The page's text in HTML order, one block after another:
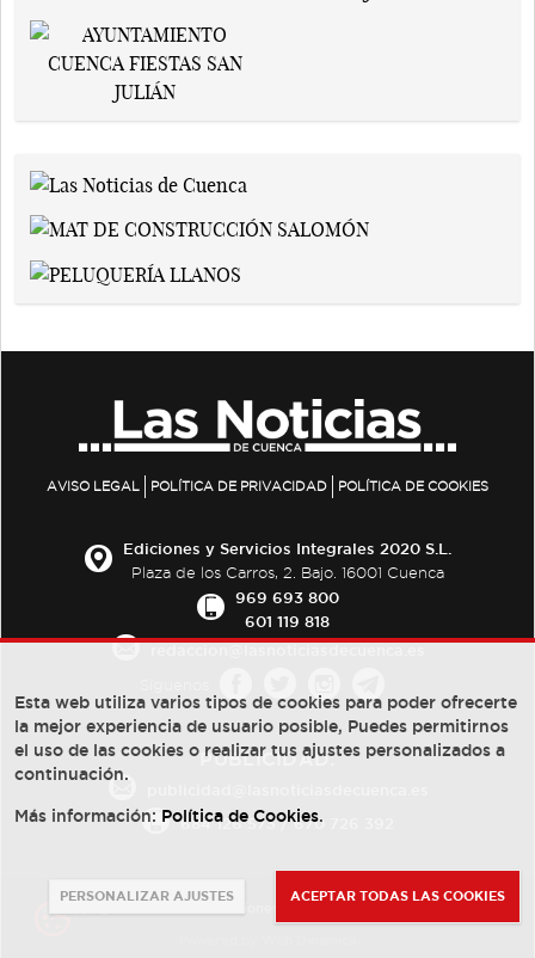
AVISO LEGAL POLÍTICA DE PRIVACIDAD POLÍTICA DE COOKIES
Ediciones y Servicios Integrales 2020 S.L.
Plaza de los Carros, 2. Bajo. 16001 Cuenca
969 693 800
601 119 818
PUBLICIDAD:
684 126 573/670 726 392
Esta web utiliza varios tipos de cookies para poder ofrecerte
la mejor experiencia de usuario posible, Puedes permitirnos
el uso de las cookies o realizar tus ajustes personalizados a
continuación.
Más información: Política de Cookies.
PERSONALIZAR AJUSTES ACEPTAR TODAS LAS COOKIES